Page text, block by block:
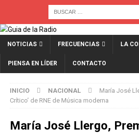
NOTICIAS FRECUENCIAS LA
PIENSA EN LÍDER CONTACTO
INICIO NACIONAL
María José
Crítico’ de RNE de Música moderna
María José Llergo,